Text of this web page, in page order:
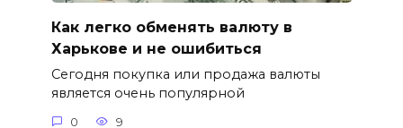
Как легко обменять валюту в
Харькове и не ошибиться
Сегодня покупка или продажа валюты
является очень популярной
0 9